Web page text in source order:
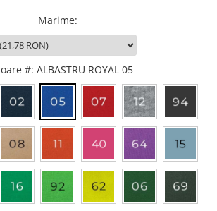
Marime:
#: ALBASTRU ROYAL 05